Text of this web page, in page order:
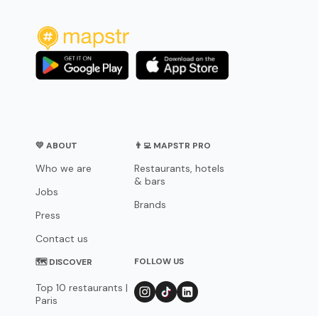
💛 ABOUT
Who we are
Jobs
Press
Contact us
👨‍💻 MAPSTR PRO
Restaurants, hotels
& bars
Brands
🗺 DISCOVER
Top 10 restaurants |
Paris
FOLLOW US